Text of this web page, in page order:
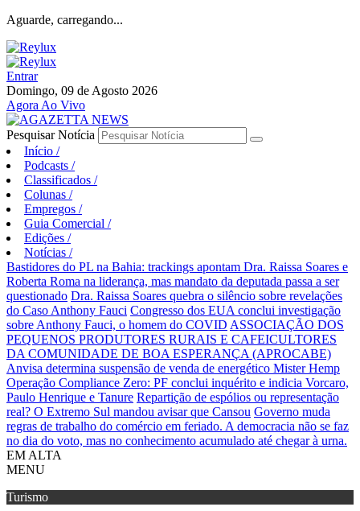
Aguarde, carregando...
Entrar
Domingo, 09 de Agosto 2026
Agora Ao Vivo
Pesquisar Notícia
Início /
Podcasts /
Classificados /
Colunas /
Empregos /
Guia Comercial /
Edições /
Notícias /
Bastidores do PL na Bahia: trackings apontam Dra. Raissa Soares e
Roberta Roma na liderança, mas mandato da deputada passa a ser
questionado Dra. Raissa Soares quebra o silêncio sobre revelações
do Caso Anthony Fauci Congresso dos EUA conclui investigação
sobre Anthony Fauci, o homem do COVID ASSOCIAÇÃO DOS
PEQUENOS PRODUTORES RURAIS E CAFEICULTORES
DA COMUNIDADE DE BOA ESPERANÇA (APROCABE)
Anvisa determina suspensão de venda de energético Mister Hemp
Operação Compliance Zero: PF conclui inquérito e indicia Vorcaro,
Paulo Henrique e Tanure Repartição de espólios ou representação
real? O Extremo Sul mandou avisar que Cansou Governo muda
regras de trabalho do comércio em feriado. A democracia não se faz
no dia do voto, mas no conhecimento acumulado até chegar à urna.
EM ALTA
MENU
Turismo